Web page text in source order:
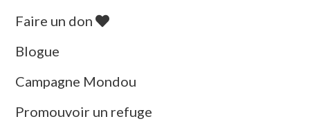
Faire un don
Blogue
Campagne Mondou
Promouvoir un refuge